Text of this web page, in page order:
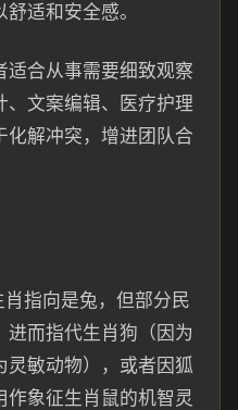
适和安全感。
适合从事需要细致观察
、文案编辑、医疗护理
化解冲突，增进团队合
指向是兔，但部分民
进而指代生肖狗（因为
灵敏动物），或者因狐
象征生肖鼠的机智灵